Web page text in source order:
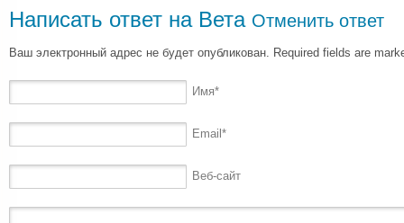
Написать ответ на Вета Отменить ответ
Ваш электронный адрес не будет опубликован. Required fields are
Имя*
Email *
Веб-сайт